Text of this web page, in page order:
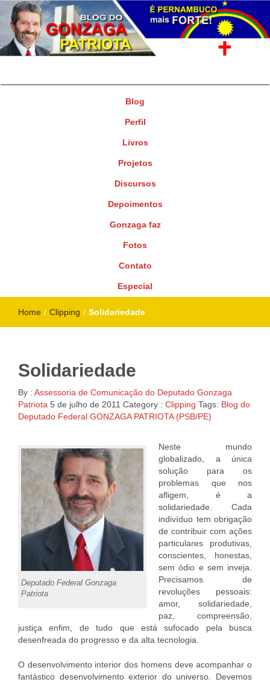
Blog
Perfil
Livros
Projetos
Discursos
Depoimentos
Gonzaga faz
Fotos
Contato
Especial
Home / Clipping / Solidariedade
Solidariedade
By : Assessoria de Comunicação do Deputado Gonzaga
Patriota 5 de julho de 2011 Category : Clipping Tags: Blog do
Deputado Federal GONZAGA PATRIOTA (PSB/PE)
Deputado Federal Gonzaga
Patriota
Neste mundo
globalizado, a única
solução para os
problemas que nos
afligem, é a
solidariedade. Cada
indivíduo tem obrigação
de contribuir com ações
particulares produtivas,
conscientes, honestas,
sem ódio e sem inveja.
Precisamos de
revoluções pessoais:
amor, solidariedade,
paz, compreensão,
justiça enfim, de tudo que está sufocado pela busca
desenfreada do progresso e da alta tecnologia.
O desenvolvimento interior dos homens deve acompanhar o
fantástico desenvolvimento exterior do universo. Devemos